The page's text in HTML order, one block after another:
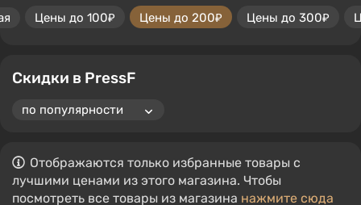
Цены до 100₽ Цены до 200₽ Цены до 300₽
Скидки в PressF
Отображаются только избранные товары с
лучшими ценами из этого магазина. Чтобы
посмотреть все товары из магазина нажмите сюда